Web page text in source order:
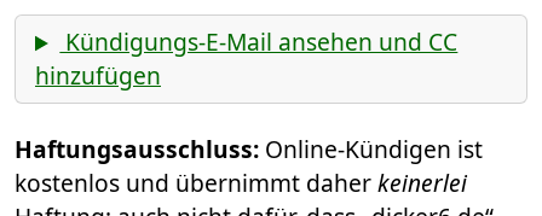
Kündigungs-E-Mail ansehen und CC
hinzufügen
Haftungsausschluss: Online-Kündigen ist
kostenlos und übernimmt daherkeinerlei